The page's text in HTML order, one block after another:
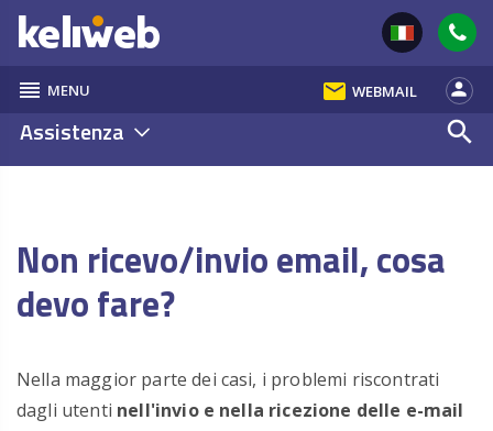
reorder MENU email WEBMAIL person
Assistenza search
Non ricevo/invio email, cosa
devo fare?
Nella maggior parte dei casi, i problemi riscontrati
dagli utenti nell'invio e nella ricezione delle e-mail